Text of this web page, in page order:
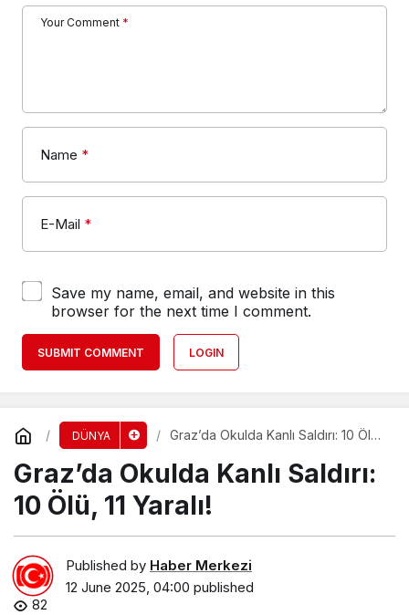
Your Comment *
Name *
E-Mail *
Save my name, email, and website in this
browser for the next time I comment.
SUBMIT COMMENT LOGIN
DÜNYA
Graz’da Okulda Kanlı Saldırı: 10 Ölü,
Graz’da Okulda Kanlı Saldırı:
10 Ölü, 11 Yaralı!
Published by Haber Merkezi
12 June 2025, 04:00 published
82